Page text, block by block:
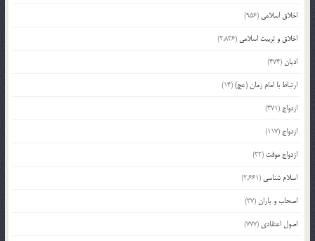
اخلاق اسلامی (956)
اخلاق و تربیت اسلامی (2,836)
ادیان(474)
ارتباط با امام زمان (عج)(14)
ازدواج (371)
ازدواج (117)
ازدواج موقت (32)
اسلام شناسی (2,661)
اصحاب و یاران(37)
اصول اعتقادی (777)